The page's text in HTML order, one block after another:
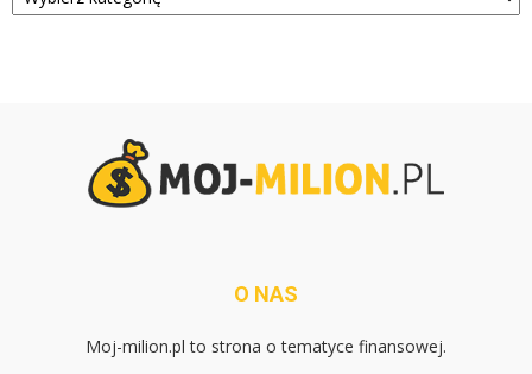
O NAS
Moj-milion.pl to strona o tematyce finansowej.